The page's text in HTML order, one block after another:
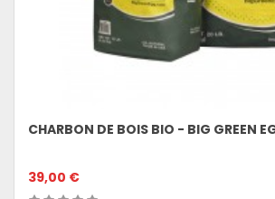
CHARBON DE BOIS BIO - BIG GREEN
39,00 €